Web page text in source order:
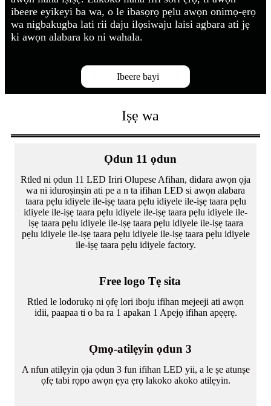
ibeere eyikeyi ba wa, o le ibasọrọ pẹlu awọn onimọ-ẹrọ
wa nigbakugba lati rii daju ilọsiwaju laisi agbara ati jẹ
ki awọn alabara ko ni wahala.
Ibeere bayi
Iṣẹ wa
Ọdun 11 ọdun
Rtled ni ọdun 11 LED Iriri Olupese Afihan, didara awọn ọja
wa ni iduroṣinṣin ati pe a n ta ifihan LED si awọn alabara
taara pẹlu idiyele ile-iṣẹ taara pẹlu idiyele ile-iṣẹ taara pẹlu
idiyele ile-iṣẹ taara pẹlu idiyele ile-iṣẹ taara pẹlu idiyele ile-
iṣẹ taara pẹlu idiyele ile-iṣẹ taara pẹlu idiyele ile-iṣẹ taara
pẹlu idiyele ile-iṣẹ taara pẹlu idiyele ile-iṣẹ taara pẹlu idiyele
ile-iṣẹ taara pẹlu idiyele factory.
Free logo Tẹ sita
Rtled le lodorukọ ni ọfẹ lori iboju ifihan mejeeji ati awọn
idii, paapaa ti o ba ra 1 apakan 1 Apejọ ifihan apẹẹrẹ.
Ọmọ-atilẹyin ọdun 3
A nfun atilẹyin ọja ọdun 3 fun ifihan LED yii, a le ṣe atunṣe
ọfẹ tabi rọpo awọn ẹya ẹrọ lakoko akoko atilẹyin.